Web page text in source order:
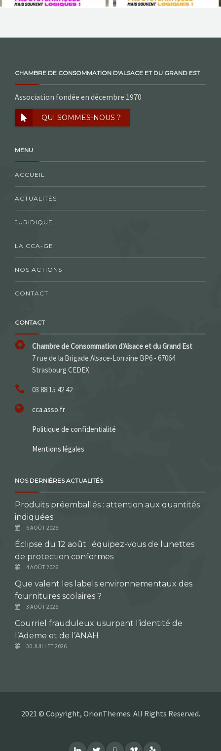
CHAMBRE DE CONSOMMATION D'ALSACE ET DU GRAND EST
Association fondée en décembre 1970
QUI SOMMES-NOUS ?
MENU
ACCUEIL
ACTUALITÉS
JURIDIQUE
LA CCA-GE
NOS ACTIONS
CONTACT
CONTACT
Chambre de Consommation d'Alsace et du Grand Est
7 rue de la Brigade Alsace-Lorraine BP6 - 67064
Strasbourg CEDEX
03 88 15 42 42
cca.asso.fr
Politique de confidentialité
Mentions légales
NOS DERNIÈRES ACTUALITÉS
Produits préemballés : attention aux quantités
indiquées
6 AOÛT 2026
Éclipse du 12 août : équipez-vous de lunettes
de protection conformes
4 AOÛT 2026
Que valent les labels environnementaux des
fournitures scolaires ?
3 AOÛT 2026
Courriel frauduleux usurpant l’identité de
l’Ademe et de l’ANAH
30 JUILLET 2026
2021 © Copyright, OrionThemes. All Rights Reserved.